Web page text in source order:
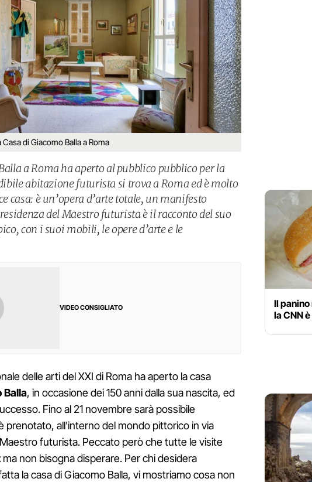
di Giacomo Balla a Roma
a Roma ha aperto al pubblico pubblico per la
abitazione futurista si trova a Roma ed è molto
casa: è un’opera d’arte totale, un manifesto
del Maestro futurista è il racconto del suo
con i suoi mobili, le opere d’arte e le
VIDEO CONSIGLIATO
delle arti del XXI di Roma ha aperto la casa
Balla, in occasione dei 150 anni dalla sua nascita, ed
Fino al 21 novembre sarà possibile
prenotato, all'interno del mondo pittorico in via
futurista. Peccato però che tutte le visite
ma non bisogna disperare. Per chi desidera
la casa di Giacomo Balla, vi mostriamo cosa non
Il
la CNN